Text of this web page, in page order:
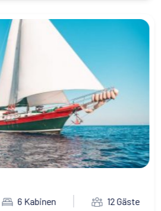
6 Kabinen 12 Gäste